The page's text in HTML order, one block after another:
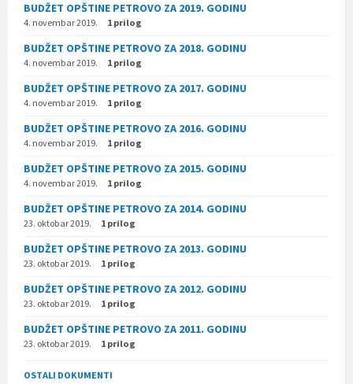
BUDŽET OPŠTINE PETROVO ZA 2019. GODINU
4. novembar 2019. 1 prilog
BUDŽET OPŠTINE PETROVO ZA 2018. GODINU
4. novembar 2019. 1 prilog
BUDŽET OPŠTINE PETROVO ZA 2017. GODINU
4. novembar 2019. 1 prilog
BUDŽET OPŠTINE PETROVO ZA 2016. GODINU
4. novembar 2019. 1 prilog
BUDŽET OPŠTINE PETROVO ZA 2015. GODINU
4. novembar 2019. 1 prilog
BUDŽET OPŠTINE PETROVO ZA 2014. GODINU
23. oktobar 2019. 1 prilog
BUDŽET OPŠTINE PETROVO ZA 2013. GODINU
23. oktobar 2019. 1 prilog
BUDŽET OPŠTINE PETROVO ZA 2012. GODINU
23. oktobar 2019. 1 prilog
BUDŽET OPŠTINE PETROVO ZA 2011. GODINU
23. oktobar 2019. 1 prilog
OSTALI DOKUMENTI